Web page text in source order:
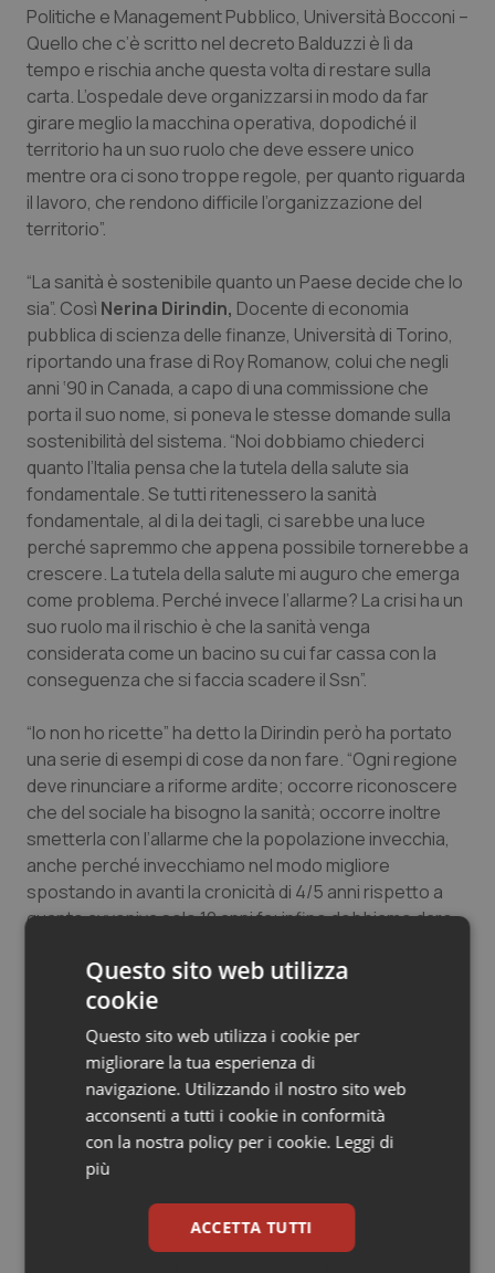
Politiche e Management Pubblico, Università Bocconi –
Quello che c’è scritto nel decreto Balduzzi è lì da
tempo e rischia anche questa volta di restare sulla
carta. L’ospedale deve organizzarsi in modo da far
girare meglio la macchina operativa, dopodiché il
territorio ha un suo ruolo che deve essere unico
mentre ora ci sono troppe regole, per quanto riguarda
il lavoro, che rendono difficile l’organizzazione del
territorio”.
“La sanità è sostenibile quanto un Paese decide che lo
sia”. Così Nerina Dirindin, Docente di economia
pubblica di scienza delle finanze, Università di Torino,
riportando una frase di Roy Romanow, colui che negli
anni ‘90 in Canada, a capo di una commissione che
porta il suo nome, si poneva le stesse domande sulla
sostenibilità del sistema. “Noi dobbiamo chiederci
quanto l’Italia pensa che la tutela della salute sia
fondamentale. Se tutti ritenessero la sanità
fondamentale, al di la dei tagli, ci sarebbe una luce
perché sapremmo che appena possibile tornerebbe a
crescere. La tutela della salute mi auguro che emerga
come problema. Perché invece l’allarme? La crisi ha un
suo ruolo ma il rischio è che la sanità venga
considerata come un bacino su cui far cassa con la
conseguenza che si faccia scadere il Ssn”.
“Io non ho ricette” ha detto la Dirindin però ha portato
una serie di esempi di cose da non fare. “Ogni regione
deve rinunciare a riforme ardite; occorre riconoscere
che del sociale ha bisogno la sanità; occorre inoltre
smetterla con l’allarme che la popolazione invecchia,
anche perché invecchiamo nel modo migliore
spostando in avanti la cronicità di 4/5 anni rispetto a
quanto avveniva solo 10 anni fa; infine dobbiamo dare
Due i punti su cui ha insistito
presidente Federsanità – Anci il quale ha ribadito che “il
momento è delicato in quanto le aziende momento
stanno predisponendo i budget per il prossimo anno e
saranno budget che dovranno prevedere misure di
riduzione della spesa invece che, come finora, misure
di contenimento. Cambia dunque lo scenario in cui si
opera”. Altro punto sottolineato da Del Favero è
“l’eccessiva rigidità del lavoro che va reso
inevitabilmente più flessibile”.
Questo sito web utilizza
cookie
Questo sito web utilizza i cookie per
migliorare la tua esperienza di
navigazione. Utilizzando il nostro sito web
acconsenti a tutti i cookie in conformità
con la nostra policy per i cookie. Leggi di
più
ACCETTA TUTTI